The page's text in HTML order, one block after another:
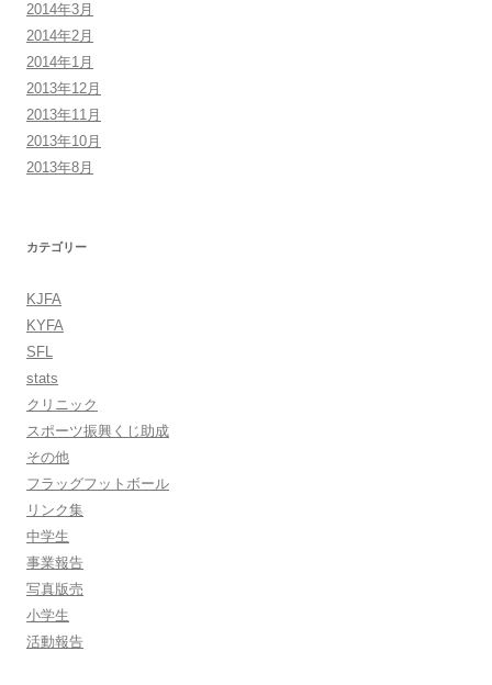
2014年3月
2014年2月
2014年1月
2013年12月
2013年11月
2013年10月
2013年8月
カテゴリー
KJFA
KYFA
SFL
stats
クリニック
スポーツ振興くじ助成
その他
フラッグフットボール
リンク集
中学生
事業報告
写真版売
小学生
活動報告